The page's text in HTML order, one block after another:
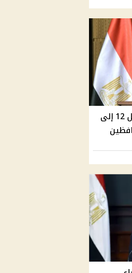
تعديل وزاري واسع مرتقب يشمل 12 إلى